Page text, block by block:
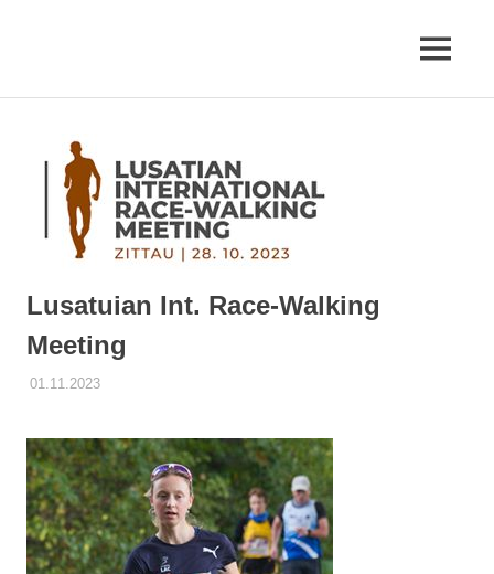
e.V.
MENÜ
Lusatuian Int. Race-Walking
Meeting
01.11.2023STEFFEN PANSE
AKTUELLES